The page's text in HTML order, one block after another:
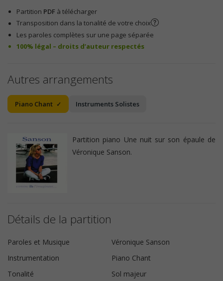
Partition PDF à télécharger
Transposition dans la tonalité de votre choix
Les paroles complètes sur une page séparée
100% légal – droits d’auteur respectés
Autres arrangements
Piano Chant Instruments Solistes
Partition piano Une nuit sur son épaule de
Véronique Sanson.
Détails de la partition
Paroles et Musique
Véronique Sanson
Instrumentation
Piano Chant
Tonalité
Sol majeur